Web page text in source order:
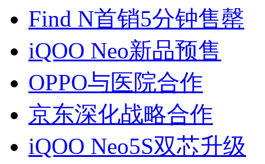
Find N首销5分钟售罄
iQOO Neo新品预售
OPPO与医院合作
京东深化战略合作
iQOO Neo5S双芯升级